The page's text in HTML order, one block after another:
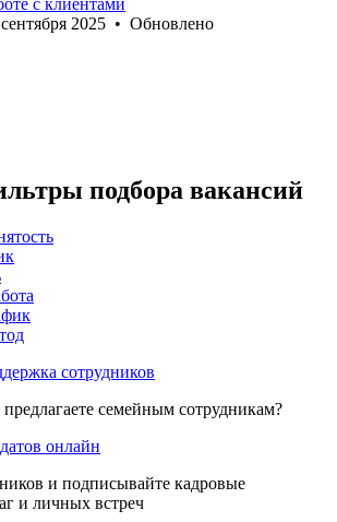
2025 • Обновлено
подбора вакансий
сотрудников
семейным сотрудникам?
онлайн
и подписывайте кадровые
и личных встреч